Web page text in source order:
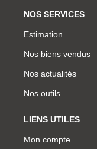
NOS SERVICES
Estimation
Nos biens vendus
Nos actualités
Nos outils
LIENS UTILES
Mon compte